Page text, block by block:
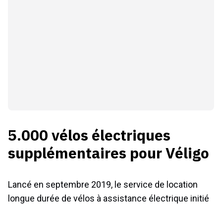
5.000 vélos électriques
supplémentaires pour Véligo
Lancé en septembre 2019, le service de location
longue durée de vélos à assistance électrique initié